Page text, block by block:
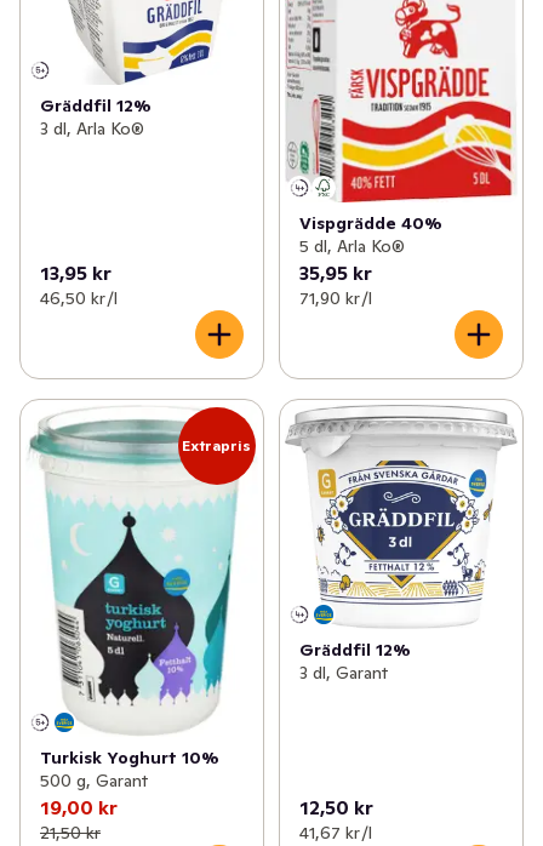
Gräddfil 12%
3 dl, Arla Ko®
13,95 kr
46,50 kr /l
Vispgrädde 40%
5 dl, Arla Ko®
35,95 kr
71,90 kr /l
Extrapris
Turkisk Yoghurt 10%
500 g, Garant
19,00 kr
21,50 kr
Gräddfil 12%
3 dl, Garant
12,50 kr
41,67 kr /l